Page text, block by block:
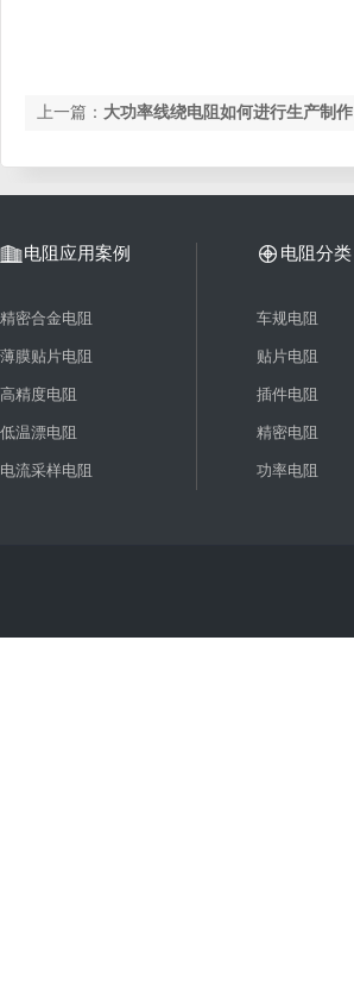
上一篇： 大功率线绕电阻如何进行生产制作
电阻应用案例
精密合金电阻
薄膜贴片电阻
高精度电阻
低温漂电阻
电流采样电阻
电阻分类
车规电阻
贴片电阻
插件电阻
精密电阻
功率电阻